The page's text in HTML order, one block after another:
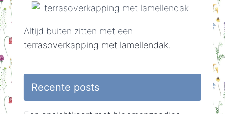
Altijd buiten zitten met een
terrasoverkapping met lamellendak.
Recente posts